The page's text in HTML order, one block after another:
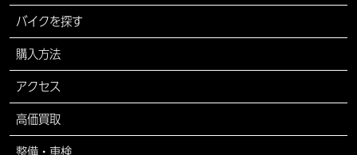
バイクを探す
購入方法
アクセス
高価買取
整備・車検